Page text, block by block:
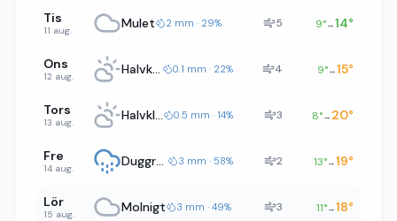
Tis
11 aug. Mulet 2 mm · 29% 5 9°→14°
Ons
12 aug. Halvklart 0.1 mm · 22% 4 9°→15°
Tors
13 aug. Halvklart 0.5 mm · 14% 3 8°→ 20°
Fre
14 aug. Duggregn 3 mm · 58% 2 13°→19°
Lör
15 aug. Molnigt 3 mm · 49% 3 11°→18°